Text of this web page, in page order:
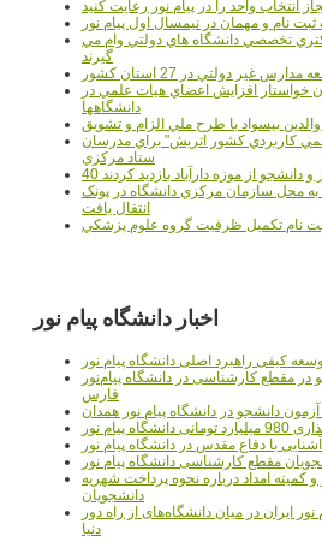
انتخاب واحد را در پیام نور رعایت کنید
نام و مهمان در نیمسال اول پیام نور
تخصصي دانشگاه هاي دولتي وام مي
گيرند
غير دولتي در 27 استان کشور
خواستار افزايش اعضاي هيات علمي در
دانشگاهها
بيسواد با طرح ملي الزام و تشويق
كاربردي كشور اتريش" براي مدرسان
ستاد مرکزي
و دانشجو از موزه دارآباد بازديد کردند
محل سازمان مرکزي دانشگاه در پونک
انتقال يافت
نام تکميل ظرفيت گروه علوم پزشکي
اخبار دانشگاه پیام نور
کیفی راهبرد اصلی دانشگاه پیام نور
مقطع کارشناسی در دانشگاه پیام‌نور
فارس
دانشجو در دانشگاه پیام نور همدان
پیام نور
با دفاع مقدس در دانشگاه پیام نور
مقطع کارشناسی دانشگاه پیام نور
کمیته امداد درباره نحوه پرداخت شهریه
دانشجویان
ایران در میان دانشگاه‌های از راه دور
دنیا